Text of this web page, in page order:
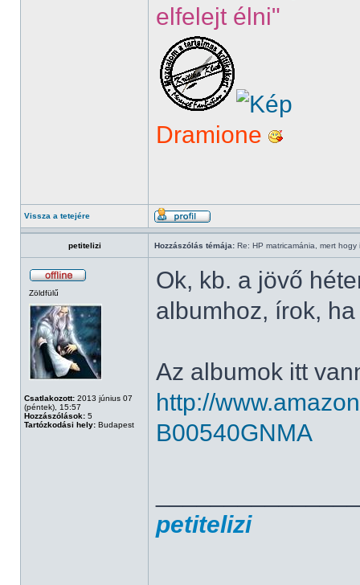
elfelejt élni"
Dramione
Vissza a tetejére
petitelizi Hozzászólás témája: Re: HP matricamánia, mert hogy
Zöldfülű
Csatlakozott: 2013 június 07
(péntek), 15:57
Hozzászólások: 5
Tartózkodási hely: Budapest
Ok, kb. a jövő
albumhoz, írok,
Az albumok itt
http://
B00540GNMA
petitelizi